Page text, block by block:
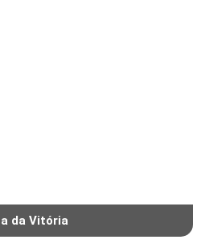
da Vitória